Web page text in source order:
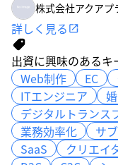
株式会社アクアプ
詳しく見る
出資に興味のあるキ
Web制作
EC
ITエンジニア
デジタルトランス
業務効率化
サ
SaaS
クリエイ
Web制作 EC
ITエンジニア
デジタルトランス
業務効率化
サ
SaaS
クリエイ